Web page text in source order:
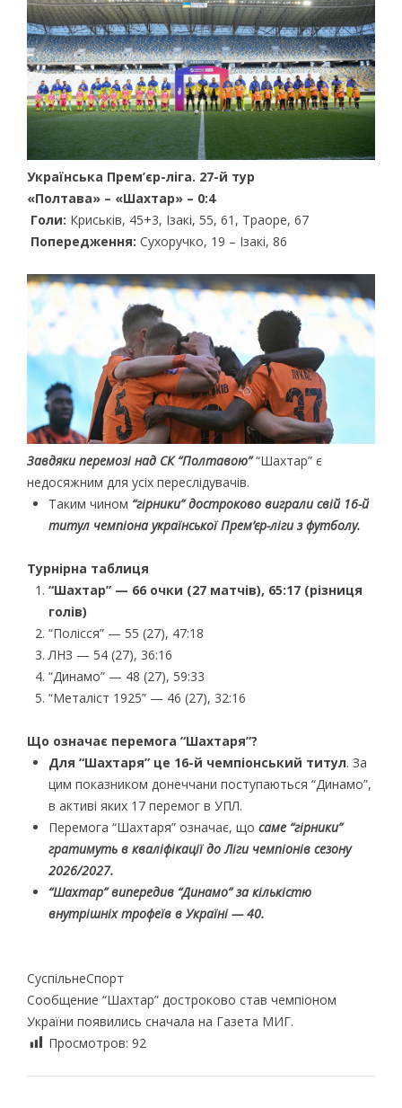
Українська Прем’єр-ліга. 27-й тур
«Полтава» – «Шахтар» – 0:4
Голи: Криськів, 45+3, Ізакі, 55, 61, Траоре, 67
Попередження: Сухоручко, 19 – Ізакі, 86
Завдяки перемозі над СК “Полтавою”“Шахтар” є
недосяжним для усіх переслідувачів.
Таким чином “гірники” достроково виграли свій 16-й
титул чемпіона української Прем’єр-ліги з футболу.
Турнірна таблиця
“Шахтар” — 66 очки (27 матчів), 65:17 (різниця
голів)
“Полісся” — 55 (27), 47:18
ЛНЗ — 54 (27), 36:16
“Динамо” — 48 (27), 59:33
“Металіст 1925” — 46 (27), 32:16
Що означає перемога “Шахтаря”?
Для “Шахтаря” це 16-й чемпіонський титул. За
цим показником донеччани поступаються “Динамо”,
в активі яких 17 перемог в УПЛ.
Перемога “Шахтаря” означає, що саме “гірники”
гратимуть в кваліфікації до Ліги чемпіонів сезону
2026/2027.
“Шахтар” випередив “Динамо” за кількістю
внутрішніх трофеїв в Україні — 40.
СуспільнеСпорт
Сообщение “Шахтар” достроково став чемпіоном
України появились сначала на Газета МИГ.
Просмотров: 92